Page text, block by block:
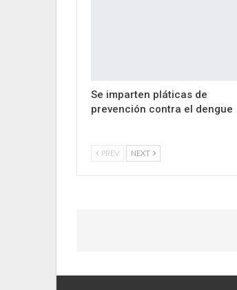
Se imparten pláticas de
prevención contra el dengue
PREV NEXT